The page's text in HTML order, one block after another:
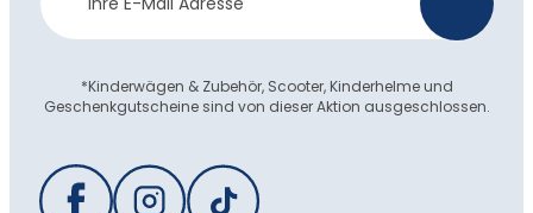
Anmeldung
*Kinderwägen & Zubehör, Scooter, Kinderhelme und
Geschenkgutscheine sind von dieser Aktion ausgeschlossen.